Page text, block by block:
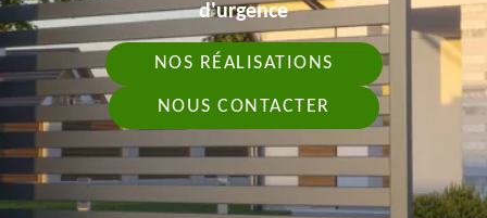
d'urgence
NOS RÉALISATIONS
NOUS CONTACTER